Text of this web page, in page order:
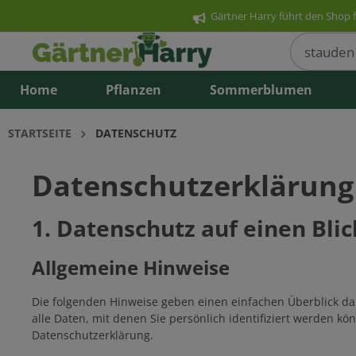
Zur Hauptnavigation springenGärtner Harry führt den Shop
Home Pflanzen Sommerblumen
Bodendecker
Stauden
Obstgehölze
Geranien Petunien
Fuchsien
Mittagsgold Bidens
Fritillaria & Kaiserkronen
Herbstzeitlose
Narzissen
Blumensamen
Einfaches Aussäen
Rasensamen
Dünger Erden
Pflanzenverwendung
Geschenkideen
STARTSEITE DATENSCHUTZ
Datenschutz­erklärung
1. Datenschutz auf einen
Allgemeine Hinweise
Die folgenden Hinweise geben einen einfachen Überblick
alle Daten, mit denen Sie persönlich identifiziert werden
Datenschutzerklärung.